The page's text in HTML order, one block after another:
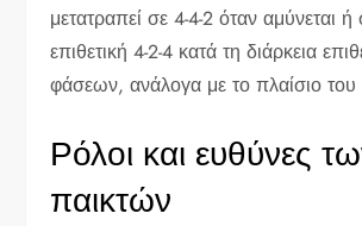
μετατραπεί σε 4-4-2 όταν αμύνεται ή
επιθετική 4-2-4 κατά τη διάρκεια
φάσεων, ανάλογα με το πλαίσιο
Ρόλοι και ευθύνες
παικτών